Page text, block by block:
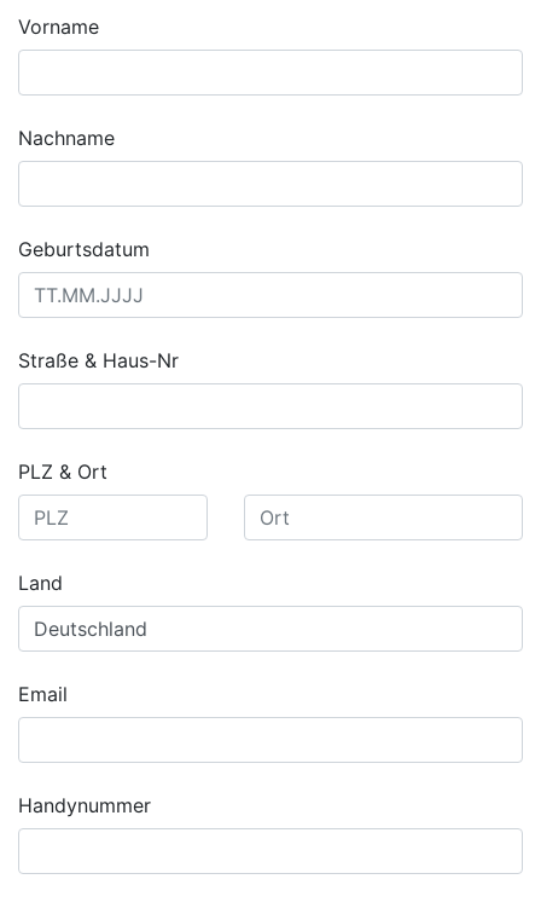
Vorname
Nachname
Geburtsdatum
Straße & Haus-Nr
PLZ & Ort
Land
Email
Handynummer